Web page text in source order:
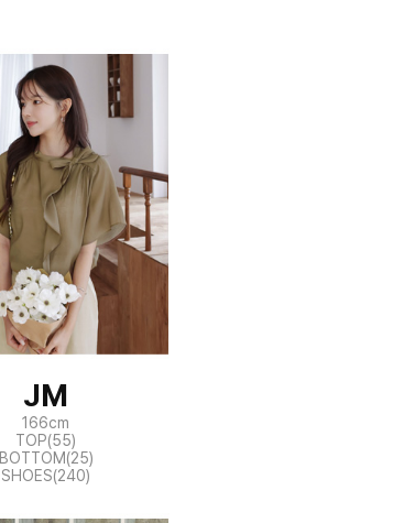
JM
166cm
TOP(55)
BOTTOM(25)
SHOES(240)